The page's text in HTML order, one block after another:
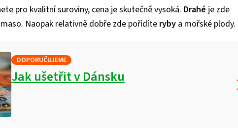
pro kvalitní suroviny, cena je skutečně vysoká. Drahé je zde
Naopak relativně dobře zde pořídíte ryby a mořské plody.
DOPORUČUJEME
Jak ušetřit v Dánsku